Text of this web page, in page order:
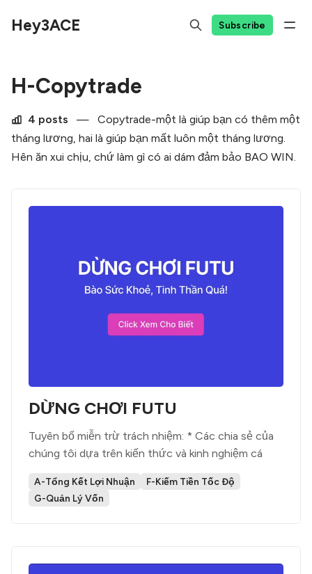
Hey3ACE Subscribe
H-Copytrade
4 posts —
Copytrade-một là giúp bạn có thêm một
tháng lương, hai là giúp bạn mất luôn một tháng lương.
Hên ăn xui chịu, chứ làm gì có ai dám đảm bảo BAO WIN.
DỪNG CHƠI FUTU
Tuyên bố miễn trừ trách nhiệm: * Các chia sẻ của
chúng tôi dựa trên kiến thức và kinh nghiệm cá
A-Tổng Kết Lợi Nhuận
F-Kiếm Tiền Tốc Độ
G-Quản Lý Vốn